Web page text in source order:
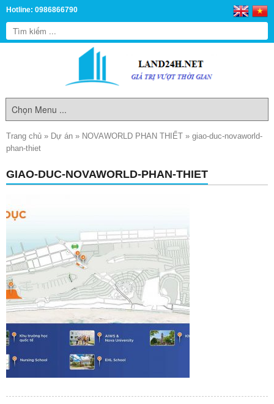
Hotline: 0986866790
Trang chủ » Dự án » NOVAWORLD PHAN THIẾT » giao-duc-novaworld-
phan-thiet
GIAO-DUC-NOVAWORLD-PHAN-THIET